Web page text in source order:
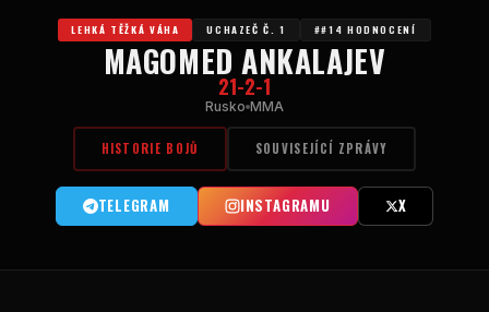
LEHKÁ TĚŽKÁ VÁHA UCHAZEČ Č. 1 ##14 HODNOCENÍ
MAGOMED ANKALAJEV
21-2-1
Rusko MMA
HISTORIE BOJŮ SOUVISEJÍCÍ ZPRÁVY
TELEGRAM INSTAGRAMU X